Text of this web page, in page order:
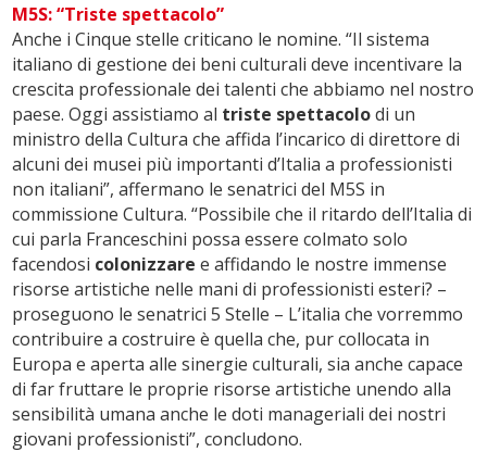
M5S: “Triste spettacolo”
Anche i Cinque stelle criticano le nomine. “Il sistema
italiano di gestione dei beni culturali deve incentivare la
crescita professionale dei talenti che abbiamo nel nostro
paese. Oggi assistiamo al triste spettacolodi un
ministro della Cultura che affida l’incarico di direttore di
alcuni dei musei più importanti d’Italia a professionisti
non italiani”, affermano le senatrici del M5S in
commissione Cultura. “Possibile che il ritardo dell’Italia di
cui parla Franceschini possa essere colmato solo
facendosi colonizzare e affidando le nostre immense
risorse artistiche nelle mani di professionisti esteri? –
proseguono le senatrici 5 Stelle – L’italia che vorremmo
contribuire a costruire è quella che, pur collocata in
Europa e aperta alle sinergie culturali, sia anche capace
di far fruttare le proprie risorse artistiche unendo alla
sensibilità umana anche le doti manageriali dei nostri
giovani professionisti”, concludono.